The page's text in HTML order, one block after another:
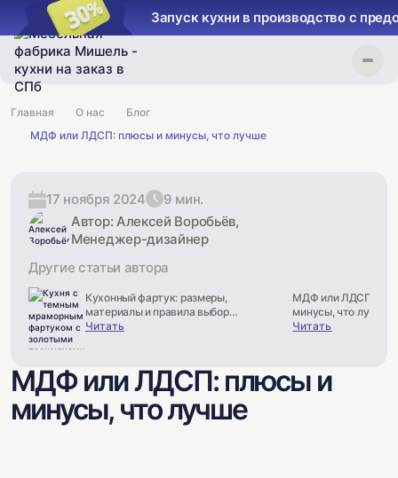
Запуск кухни в производство с предоплатой 30%
Главная О нас
Блог
МДФ или ЛДСП: плюсы и минусы, что лучше
17 ноября 2024
9 мин.
Автор: Алексей Воробьёв,
Менеджер-дизайнер
Другие статьи автора
Кухонный фартук: размеры,
материалы и правила выбора
для идеального интерьера
Читать
МДФ или ЛДСП:
минусы, что лучше
Читать
МДФ или ЛДСП: плюсы и
минусы, что лучше